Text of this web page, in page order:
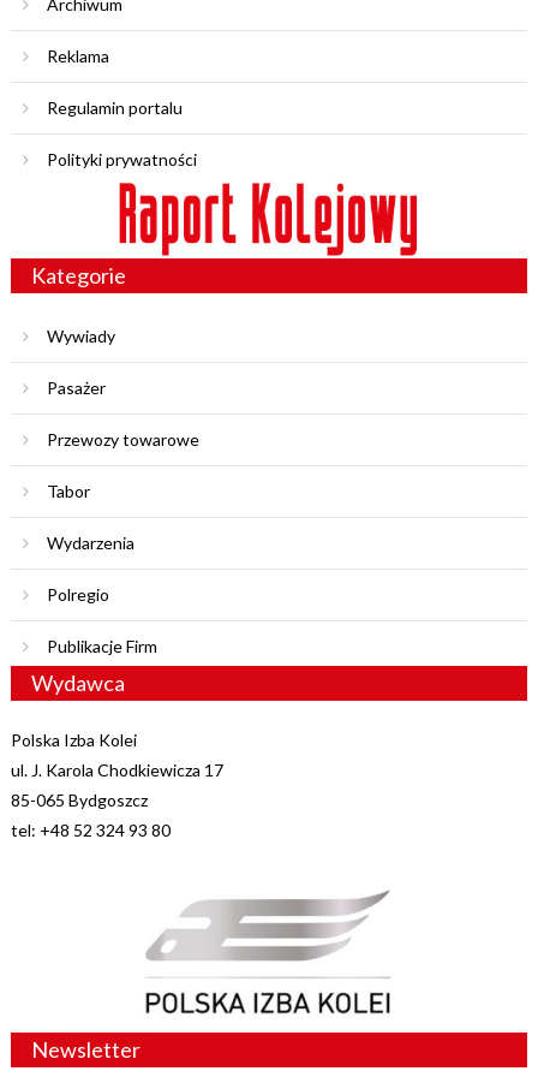
Archiwum
Reklama
Regulamin portalu
Polityki prywatności
Kategorie
Wywiady
Pasażer
Przewozy towarowe
Tabor
Wydarzenia
Polregio
Publikacje Firm
Wydawca
Polska Izba Kolei
ul. J. Karola Chodkiewicza 17
85-065 Bydgoszcz
tel: +48 52 324 93 80
Newsletter